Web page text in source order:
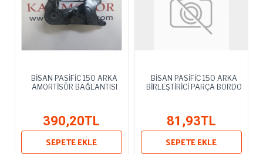
BİSAN PASİFİC 150 ARKA
AMORTİSÖR BAĞLANTISI
390,20TL
SEPETE EKLE
BİSAN PASİFİC 150 ARKA
BİRLEŞTİRİCİ PARÇA BORDO
81,93TL
SEPETE EKLE